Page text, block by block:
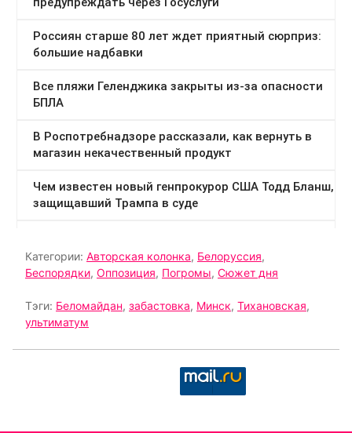
Категории: Авторская колонка, Белоруссия,
Беспорядки, Оппозиция, Погромы, Сюжет дня
Тэги: Беломайдан, забастовка, Минск, Тихановская,
ультиматум